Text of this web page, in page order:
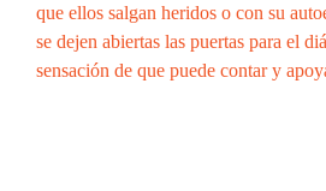
que ellos salgan heridos o con su
se dejen abiertas las puertas para el
sensación de que puede contar y